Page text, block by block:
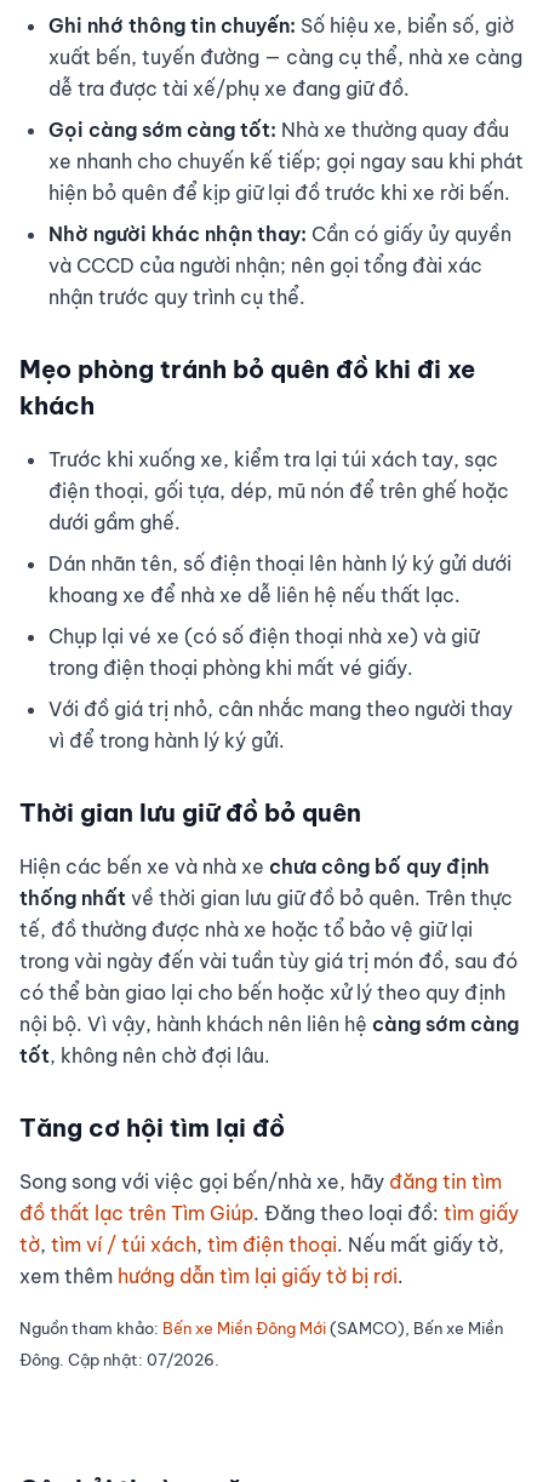
Ghi nhớ thông tin chuyến: Số hiệu xe, biển số, giờ
xuất bến, tuyến đường — càng cụ thể, nhà xe càng
dễ tra được tài xế/phụ xe đang giữ đồ.
Gọi càng sớm càng tốt: Nhà xe thường quay đầu
xe nhanh cho chuyến kế tiếp; gọi ngay sau khi phát
hiện bỏ quên để kịp giữ lại đồ trước khi xe rời bến.
Nhờ người khác nhận thay: Cần có giấy ủy quyền
và CCCD của người nhận; nên gọi tổng đài xác
nhận trước quy trình cụ thể.
Mẹo phòng tránh bỏ quên đồ khi đi xe
khách
Trước khi xuống xe, kiểm tra lại túi xách tay, sạc
điện thoại, gối tựa, dép, mũ nón để trên ghế hoặc
dưới gầm ghế.
Dán nhãn tên, số điện thoại lên hành lý ký gửi dưới
khoang xe để nhà xe dễ liên hệ nếu thất lạc.
Chụp lại vé xe (có số điện thoại nhà xe) và giữ
trong điện thoại phòng khi mất vé giấy.
Với đồ giá trị nhỏ, cân nhắc mang theo người thay
vì để trong hành lý ký gửi.
Thời gian lưu giữ đồ bỏ quên
Hiện các bến xe và nhà xe chưa công bố quy định
thống nhất về thời gian lưu giữ đồ bỏ quên. Trên thực
tế, đồ thường được nhà xe hoặc tổ bảo vệ giữ lại
trong vài ngày đến vài tuần tùy giá trị món đồ, sau đó
có thể bàn giao lại cho bến hoặc xử lý theo quy định
nội bộ. Vì vậy, hành khách nên liên hệ càng sớm càng
tốt, không nên chờ đợi lâu.
Tăng cơ hội tìm lại đồ
Song song với việc gọi bến/nhà xe, hãy đăng tin tìm
đồ thất lạc trên Tìm Giúp. Đăng theo loại đồ: tìm giấy
tờ, tìm ví / túi xách, tìm điện thoại. Nếu mất giấy tờ,
xem thêm hướng dẫn tìm lại giấy tờ bị rơi.
Nguồn tham khảo: Bến xe Miền Đông Mới(SAMCO), Bến xe Miền
Đông. Cập nhật: 07/2026.